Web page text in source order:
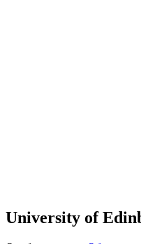
University of